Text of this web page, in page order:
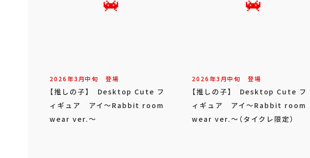
2026年3月中旬 登場
【推しの子】 Desktop Cute フ
ィギュア アイ～Rabbit room
wear ver.～
2026年3月中旬 登場
【推しの子】 Desktop Cute フ
ィギュア アイ～Rabbit room
wear ver.～（タイクレ限定）